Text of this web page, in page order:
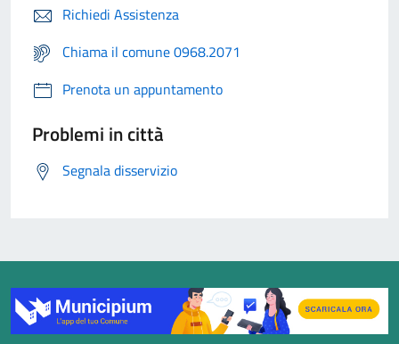
Richiedi Assistenza
Chiama il comune 0968.2071
Prenota un appuntamento
Problemi in città
Segnala disservizio